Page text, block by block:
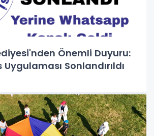
Önemli Duyuru:
Sonlandırıldı